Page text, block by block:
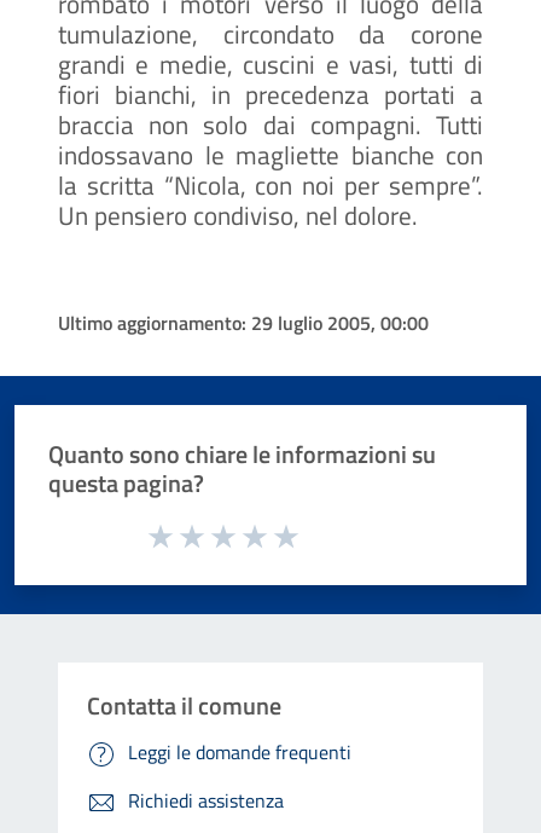
tumulazione, circondato da corone
grandi e medie, cuscini e vasi, tutti di
fiori bianchi, in precedenza portati a
braccia non solo dai compagni. Tutti
indossavano le magliette bianche con
la scritta “Nicola, con noi per sempre”.
Un pensiero condiviso, nel dolore.
Ultimo aggiornamento: 29 luglio 2005, 00:00
Quanto sono chiare le informazioni su
questa pagina?
Valuta da 1 a 5 stelle la pagina
Contatta il comune
Leggi le domande frequenti
Richiedi assistenza